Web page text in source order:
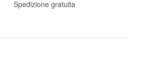
Spedizione gratuita